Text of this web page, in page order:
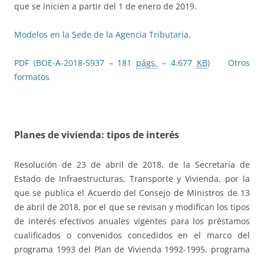
que se inicien a partir del 1 de enero de 2019.
Modelos en la Sede de la Agencia Tributaria.
PDF (BOE-A-2018-5937 – 181 págs. – 4.677 KB)
Otros
formatos
Planes de vivienda: tipos de interés
Resolución de 23 de abril de 2018, de la Secretaría de
Estado de Infraestructuras, Transporte y Vivienda, por la
que se publica el Acuerdo del Consejo de Ministros de 13
de abril de 2018, por el que se revisan y modifican los tipos
de interés efectivos anuales vigentes para los préstamos
cualificados o convenidos concedidos en el marco del
programa 1993 del Plan de Vivienda 1992-1995, programa